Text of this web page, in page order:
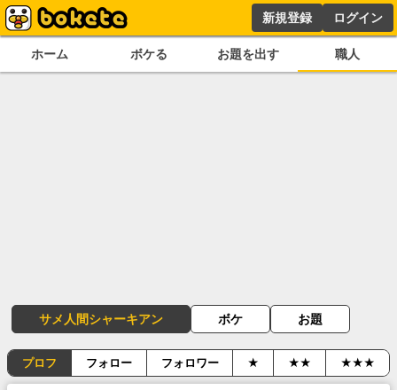
新規登録 ログイン
ホーム ボケる お題を出す 職人
サメ人間シャーキアン ボケ お題
プロフ フォロー フォロワー ★ ★★ ★★★